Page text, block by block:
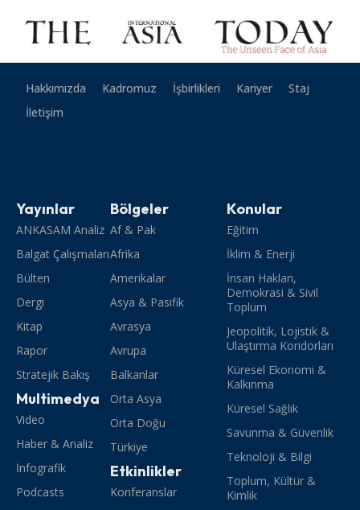
Hakkımızda Kadromuz İşbirlikleri Kariyer
Staj
İletişim
Yayınlar
ANKASAM Analiz
Balgat Çalışmaları
Bülten
Dergi
Kitap
Rapor
Stratejik Bakış
Multimedya
Video
Haber & Analiz
İnfografik
Podcasts
Bölgeler
Af & Pak
Afrika
Amerikalar
Asya & Pasifik
Avrasya
Avrupa
Balkanlar
Orta Asya
Orta Doğu
Türkiye
Etkinlikler
Konferanslar
Konular
Eğitim
İklim & Enerji
İnsan Hakları,
Demokrasi & Sivil
Toplum
Jeopolitik, Lojistik &
Ulaştırma Koridorları
Küresel Ekonomi &
Kalkınma
Küresel Sağlık
Savunma & Güvenlik
Teknoloji & Bilgi
Toplum, Kültür &
Kimlik